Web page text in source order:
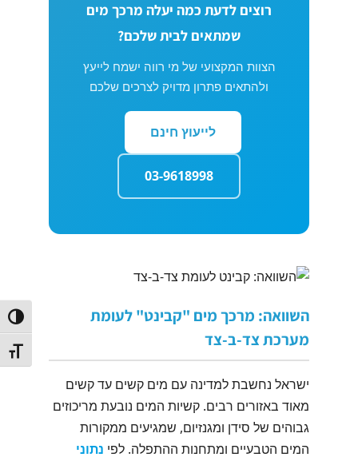
מתג
רוצים לדעת כמה יעלה מרכך מים
שמתאים לבית שלכם?
הצוות המקצועי של מי רווה ישמח לייעץ
ולהתאים פתרון מדויק לצרכים שלכם
לייעוץ חינם
03-9618998
השוואה: מרכך מים "קבינט" לעומת
מערכת צד-ב-צד
ישראל נחשבת למדינה עם מים קשים עד קשים
מאוד באזורים רבים. קשיות המים נובעת מריכוזים
גבוהים של סידן ומגנזיום, שמגיעים ממקורות
המים הטבעיים ומתחנות ההתפלה. לפי נתוני